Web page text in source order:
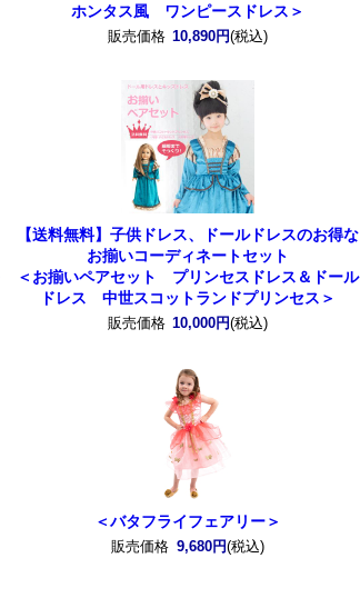
ホンタス風 ワンピースドレス＞
販売価格 10,890円(税込)
【送料無料】子供ドレス、ドールドレスのお得な
お揃いコーディネートセット
＜お揃いペアセット プリンセスドレス＆ドール
ドレス 中世スコットランドプリンセス＞
販売価格 10,000円(税込)
＜バタフライフェアリー＞
販売価格 9,680円(税込)